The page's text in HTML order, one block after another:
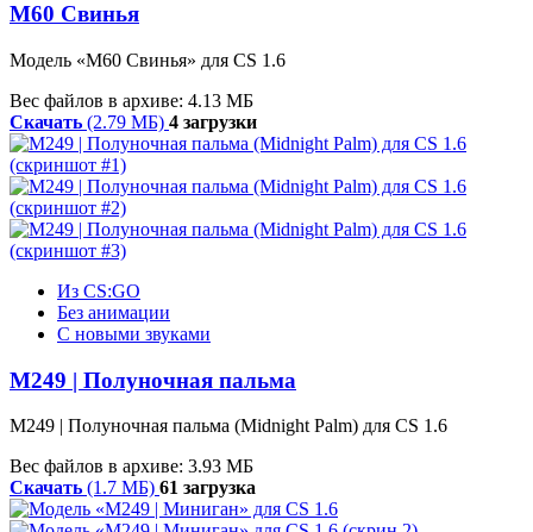
М60 Свинья
Модель «М60 Свинья» для CS 1.6
Вес файлов в архиве: 4.13 МБ
Скачать (2.79 МБ) 4 загрузки
Из CS:GO
Без анимации
С новыми звуками
M249 | Полуночная пальма
M249 | Полуночная пальма (Midnight Palm) для CS 1.6
Вес файлов в архиве: 3.93 МБ
Скачать (1.7 МБ) 61 загрузка